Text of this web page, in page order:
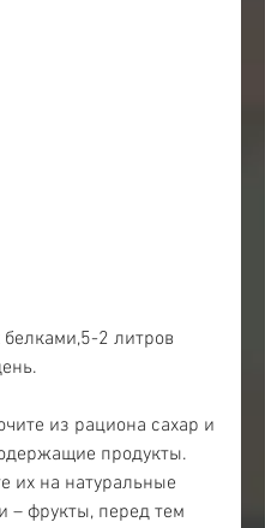
из рациона сахар и
продукты.
их на натуральные
– фрукты, перед тем